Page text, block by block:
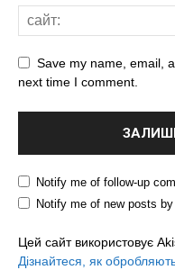
Save my name, email,
next time I comment.
Notify me of follow-up
Notify me of new posts by
Цей сайт використовує
Дізнайтеся, як